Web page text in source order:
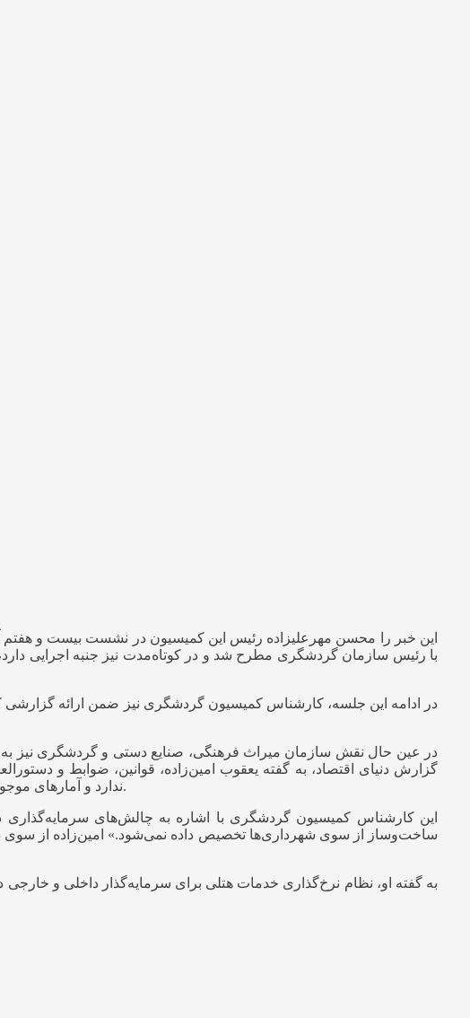
این خبر را محسن مهرعلیزاده رئیس این کمیسیون در نشست بیست و هفتم
با رئیس سازمان گردشگری مطرح شد و در کوتاه‌مدت نیز جنبه اجرایی
در ادامه این جلسه، کارشناس کمیسیون گردشگری نیز ضمن ارائه
در عین حال نقش سازمان میراث فرهنگی، صنایع دستی و گردشگری نیز
گزارش دنیای اقتصاد، به گفته یعقوب امین‌زاده، قوانین، ضوابط و
ندارد و آمارهای موجود مراجع مختلف بسیار متفاوت از هم بوده و مبنای مشترک و معینی ندارند و لذا چندان برای بخش خصوصی قابل استفاده نیست.
این کارشناس کمیسیون گردشگری با اشاره به چالش‌های
ساخت‌وساز از سوی شهرداری‌ها تخصیص داده نمی‌شود.» امین‌زاده از سوی
به گفته او، نظام نرخ‌گذاری خدمات هتلی برای سرمایه‌گذار داخلی و